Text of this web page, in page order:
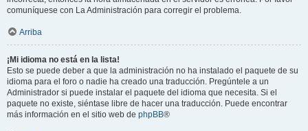
comuníquese con La Administración para corregir el problema.
Arriba
¡Mi idioma no está en la lista!
Esto se puede deber a que la administración no ha instalado el paquete de su
idioma para el foro o nadie ha creado una traducción. Pregúntele a un
Administrador si puede instalar el paquete del idioma que necesita. Si el
paquete no existe, siéntase libre de hacer una traducción. Puede encontrar
más información en el sitio web de phpBB®